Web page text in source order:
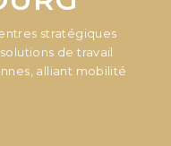
stratégiques
de travail
alliant mobilité